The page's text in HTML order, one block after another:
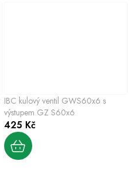
IBC kulový ventil GWS60x6 s
výstupem GZ S60x6
425 Kč